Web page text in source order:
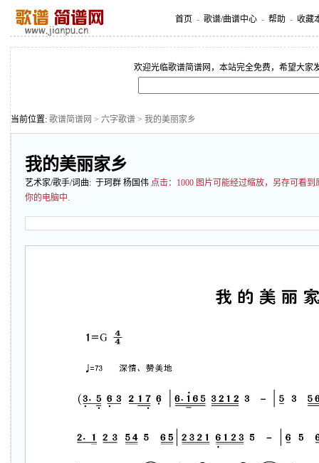
首页 - 歌谱/曲谱中心 - 帮助 - 收藏
欢迎光临歌谱简谱网，本站完全免费，希望大家
当前位置: 歌谱简谱网 > 六字歌谱 > 我的美丽家乡
我的美丽家乡
艺术家/歌手/词曲: 于珂群 杨国伟 点击： 1000 图片可能经过缩放，另存可看
你的电脑中.